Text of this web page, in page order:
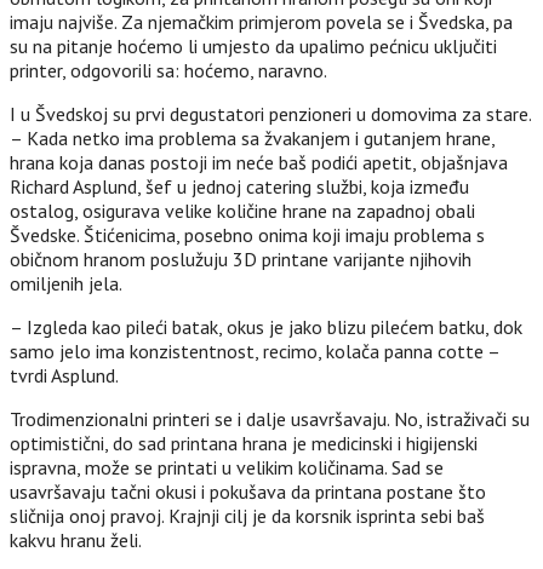
imaju najviše. Za njemačkim primjerom povela se i Švedska, pa
su na pitanje hoćemo li umjesto da upalimo pećnicu uključiti
printer, odgovorili sa: hoćemo, naravno.
I u Švedskoj su prvi degustatori penzioneri u domovima za stare.
– Kada netko ima problema sa žvakanjem i gutanjem hrane,
hrana koja danas postoji im neće baš podići apetit, objašnjava
Richard Asplund, šef u jednoj catering službi, koja između
ostalog, osigurava velike količine hrane na zapadnoj obali
Švedske. Štićenicima, posebno onima koji imaju problema s
običnom hranom poslužuju 3D printane varijante njihovih
omiljenih jela.
– Izgleda kao pileći batak, okus je jako blizu pilećem batku, dok
samo jelo ima konzistentnost, recimo, kolača panna cotte –
tvrdi Asplund.
Trodimenzionalni printeri se i dalje usavršavaju. No, istraživači su
optimistični, do sad printana hrana je medicinski i higijenski
ispravna, može se printati u velikim količinama. Sad se
usavršavaju tačni okusi i pokušava da printana postane što
sličnija onoj pravoj. Krajnji cilj je da korsnik isprinta sebi baš
kakvu hranu želi.